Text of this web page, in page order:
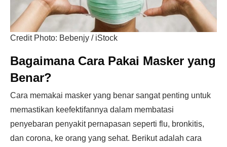
Credit Photo: Bebenjy / iStock
Bagaimana Cara Pakai Masker yang
Benar?
Cara memakai masker yang benar sangat penting untuk
memastikan keefektifannya dalam membatasi
penyebaran penyakit pernapasan seperti flu, bronkitis,
dan corona, ke orang yang sehat. Berikut adalah cara